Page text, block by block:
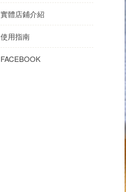
實體店鋪介紹
使用指南
FACEBOOK